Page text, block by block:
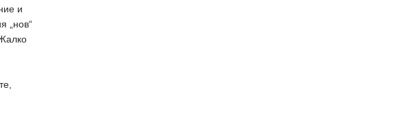
и
„нов“
Жалко